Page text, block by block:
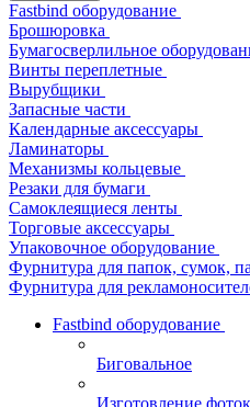
Fastbind оборудование
Брошюровка
Бумагосверлильное
Винты переплетные
Вырубщики
Запасные части
Календарные аксессуары
Ламинаторы
Механизмы кольцевые
Резаки для бумаги
Самоклеящиеся ленты
Торговые аксессуары
Упаковочное оборудование
Фурнитура для папок, сумок,
Фурнитура для
Fastbind оборудование
Биговальное
Изготовление